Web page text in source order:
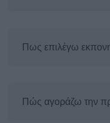
Πως επιλέγω
Πώς αγοράζω την